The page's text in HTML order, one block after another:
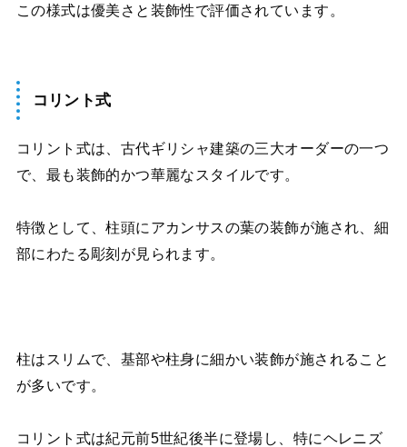
この様式は優美さと装飾性で評価されています。
コリント式
コリント式は、古代ギリシャ建築の三大オーダーの一つ
で、最も装飾的かつ華麗なスタイルです。
特徴として、柱頭にアカンサスの葉の装飾が施され、細
部にわたる彫刻が見られます。
柱はスリムで、基部や柱身に細かい装飾が施されること
が多いです。
コリント式は紀元前5世紀後半に登場し、特にヘレニズ